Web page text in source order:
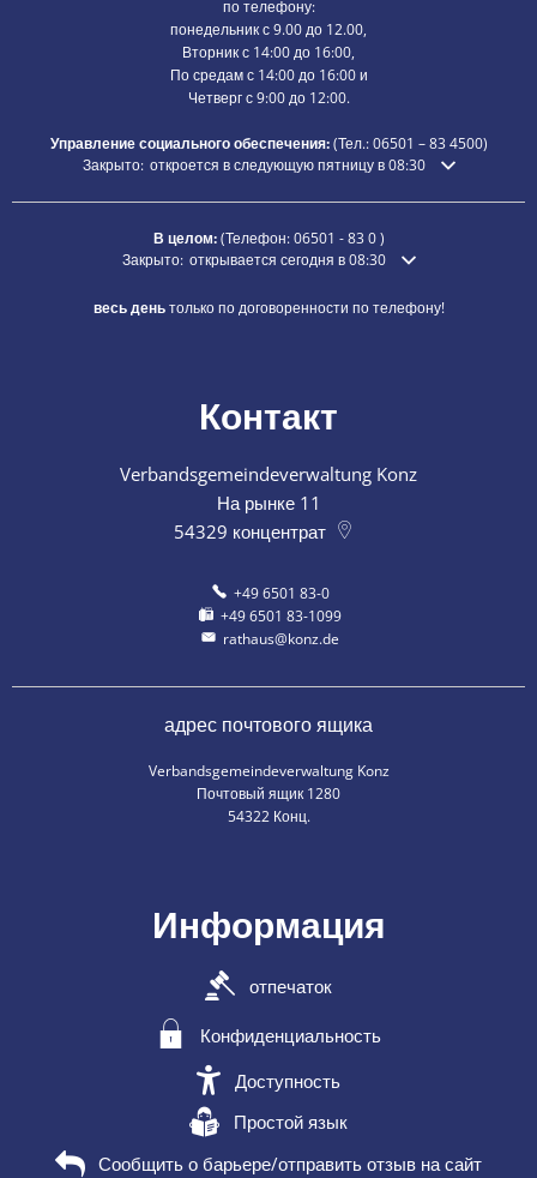
по телефону:
понедельник с 9.00 до 12.00,
Вторник с 14:00 до 16:00,
По средам с 14:00 до 16:00 и
Четверг с 9:00 до 12:00.
Управление социального обеспечения:(Тел.:06501 – 834500)
Нажмите, чтобы скрыть дополнительное время открытия или
Закрыто: откроется в следующую пятницу в 08:30
В целом:(Телефон:06501 - 83 0)
Нажмите, чтобы скрыть дополнительное время открытия
Закрыто: открывается сегодня в 08:30
весь деньтолько по договоренности по телефону!
Контакт
Verbandsgemeindeverwaltung Konz
На рынке 11
54329 концентрат
+49 6501 83-0
+49 6501 83-1099
rathaus@konz.de
адрес почтового ящика
Verbandsgemeindeverwaltung Konz
Почтовый ящик 1280
54322 Конц.
Информация
отпечаток
Конфиденциальность
Доступность
Простой язык
Сообщить о барьере/отправить отзыв на сайт